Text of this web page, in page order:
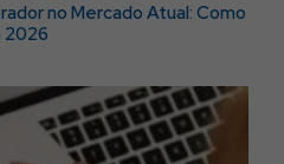
no Mercado Atual: Como
2026